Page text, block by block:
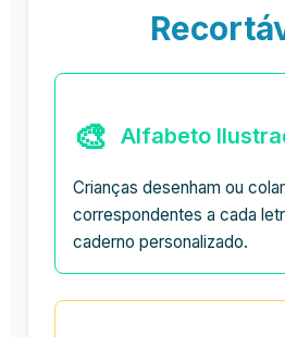
🎨 Alfabeto
Crianças desenham ou
correspondentes a cada
caderno personalizado.